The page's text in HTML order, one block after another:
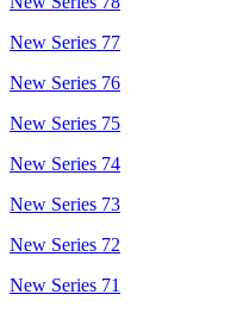
New Series 77
New Series 76
New Series 75
New Series 74
New Series 73
New Series 72
New Series 71